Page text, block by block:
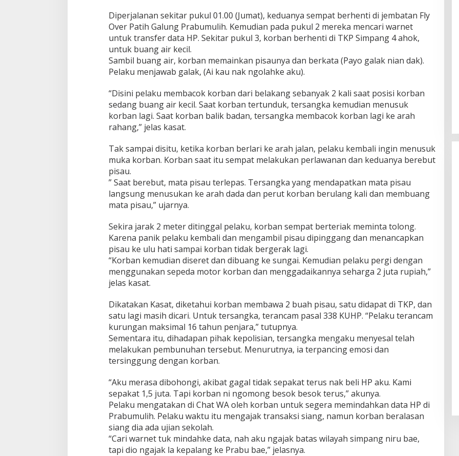
Diperjalanan sekitar pukul 01.00 (Jumat), keduanya sempat berhenti di jembatan Fly
Over Patih Galung Prabumulih. Kemudian pada pukul 2 mereka mencari warnet
untuk transfer data HP. Sekitar pukul 3, korban berhenti di TKP Simpang 4 ahok,
untuk buang air kecil.
Sambil buang air, korban memainkan pisaunya dan berkata (Payo galak nian dak).
Pelaku menjawab galak, (Ai kau nak ngolahke aku).
“Disini pelaku membacok korban dari belakang sebanyak 2 kali saat posisi korban
sedang buang air kecil. Saat korban tertunduk, tersangka kemudian menusuk
korban lagi. Saat korban balik badan, tersangka membacok korban lagi ke arah
rahang,” jelas kasat.
Tak sampai disitu, ketika korban berlari ke arah jalan, pelaku kembali ingin menusuk
muka korban. Korban saat itu sempat melakukan perlawanan dan keduanya berebut
pisau.
” Saat berebut, mata pisau terlepas. Tersangka yang mendapatkan mata pisau
langsung menusukan ke arah dada dan perut korban berulang kali dan membuang
mata pisau,” ujarnya.
Sekira jarak 2 meter ditinggal pelaku, korban sempat berteriak meminta tolong.
Karena panik pelaku kembali dan mengambil pisau dipinggang dan menancapkan
pisau ke ulu hati sampai korban tidak bergerak lagi.
“Korban kemudian diseret dan dibuang ke sungai. Kemudian pelaku pergi dengan
menggunakan sepeda motor korban dan menggadaikannya seharga 2 juta rupiah,”
jelas kasat.
Dikatakan Kasat, diketahui korban membawa 2 buah pisau, satu didapat di TKP, dan
satu lagi masih dicari. Untuk tersangka, terancam pasal 338 KUHP. “Pelaku terancam
kurungan maksimal 16 tahun penjara,” tutupnya.
Sementara itu, dihadapan pihak kepolisian, tersangka mengaku menyesal telah
melakukan pembunuhan tersebut. Menurutnya, ia terpancing emosi dan
tersinggung dengan korban.
“Aku merasa dibohongi, akibat gagal tidak sepakat terus nak beli HP aku. Kami
sepakat 1,5 juta. Tapi korban ni ngomong besok besok terus,” akunya.
Pelaku mengatakan di Chat WA oleh korban untuk segera memindahkan data HP di
Prabumulih. Pelaku waktu itu mengajak transaksi siang, namun korban beralasan
siang dia ada ujian sekolah.
“Cari warnet tuk mindahke data, nah aku ngajak batas wilayah simpang niru bae,
tapi dio ngajak la kepalang ke Prabu bae,” jelasnya.